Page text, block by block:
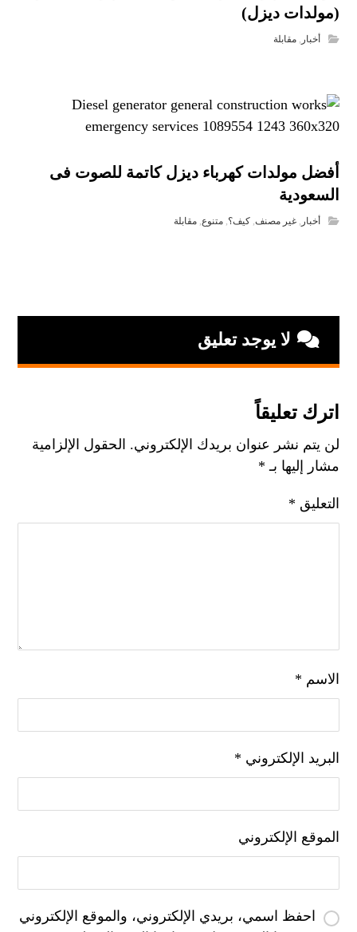
(مولدات ديزل)
أخبار ,مقابلة
أفضل مولدات كهرباء ديزل كاتمة للصوت فى
السعودية
أخبار ,غير مصنف,كيف؟,متنوع,مقابلة
لا يوجد تعليق
اترك تعليقاً
لن يتم نشر عنوان بريدك الإلكتروني. الحقول الإلزامية
مشار إليها بـ *
التعليق *
الاسم *
البريد الإلكتروني *
الموقع الإلكتروني
احفظ اسمي، بريدي الإلكتروني، والموقع الإلكتروني